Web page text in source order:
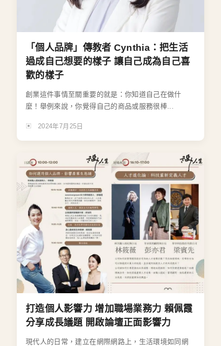
「個人品牌」傳教者 Cynthia：把生活
過成自己想要的樣子 讓自己成為自己喜
歡的樣子
創業這件事情至關重要的就是：你知道自己在做什
麼！舉例來說，你覺得自己的商品或服務很棒...
2024年7月25日
打造個人影響力 增加職場業務力 賴佩霞
分享成長議題 開啟論壇正面影響力
現代人的日常，建立在網際網路上，生活環境如同網